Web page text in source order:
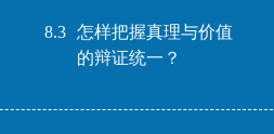
8.3
怎样把握真理与价值
的辩证统一？